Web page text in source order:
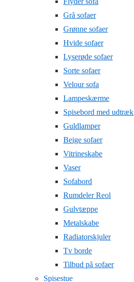
Grå sofaer
Grønne sofaer
Hvide sofaer
Lyserøde sofaer
Sorte sofaer
Velour sofa
Lampeskærme
Spisebord med udtræk
Guldlamper
Beige sofaer
Vitrineskabe
Vaser
Sofabord
Rumdeler Reol
Gulvtæppe
Metalskabe
Radiatorskjuler
Tv borde
Tilbud på sofaer
Spisestue